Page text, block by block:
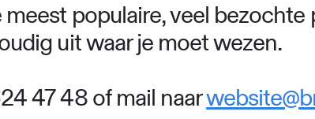
populaire, veel bezochte
uit waar je moet wezen.
47 48 of mail naar